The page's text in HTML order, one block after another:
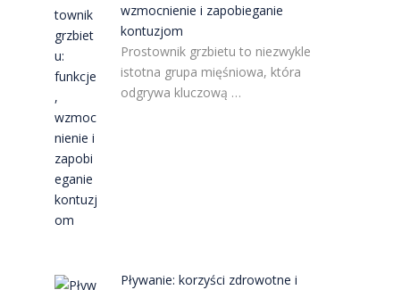
wzmocnienie i zapobieganie
kontuzjom
Prostownik grzbietu to niezwykle
istotna grupa mięśniowa, która
odgrywa kluczową …
Pływanie: korzyści zdrowotne i